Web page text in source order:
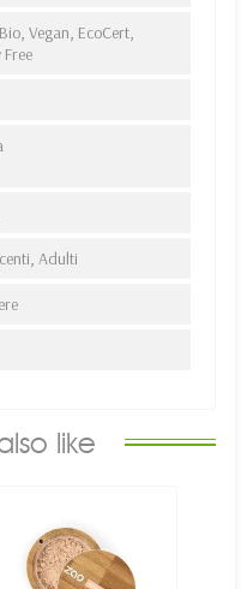
Vegan, EcoCert,
Adulti
like